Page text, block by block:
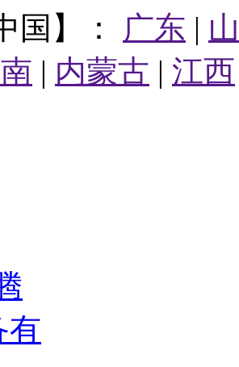
国】： 广东 |
| 内蒙古 | 江西